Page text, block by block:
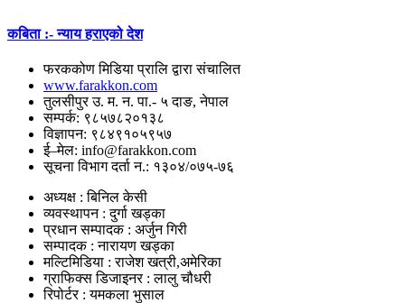
कबिता :- न्याय हराएको देश
फरककोण मिडिया प्रालि द्वारा संचालित
www.farakkon.com
तुलसीपुर उ. म. न. पा.- ५ दाङ, नेपाल
सम्पर्क: ९८५७८२०१३८
विज्ञापन: ९८४९१०५९५७
ई–मेल: info@farakkon.com
सूचना विभाग दर्ता न.: १३०४/०७५-७६
अध्यक्ष : बिनिल केसी
व्यवस्थापन : दुर्गा खड्का
प्रधान सम्पादक : अर्जुन गिरी
सम्पादक : नारायण खड्का
मल्टिमिडिया : राजेश खत्री,अमेरिका
ग्राफिक्स डिजाइनर : लालु चौधरी
रिपोर्टर : यमकला भुसाल